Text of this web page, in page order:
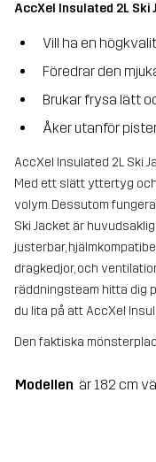
AccXel Insulated 2L
Vill ha en
Föredrar den
Brukar frysa lätt
Åker utanför
AccXel Insulated 2L Ski
Med ett slätt yttertyg
volym. Dessutom
Ski Jacket är
justerbar,
dragkedjor, och
räddningsteam hitta dig
du lita på att AccXel
Den faktiska
Modellen är 182 cm